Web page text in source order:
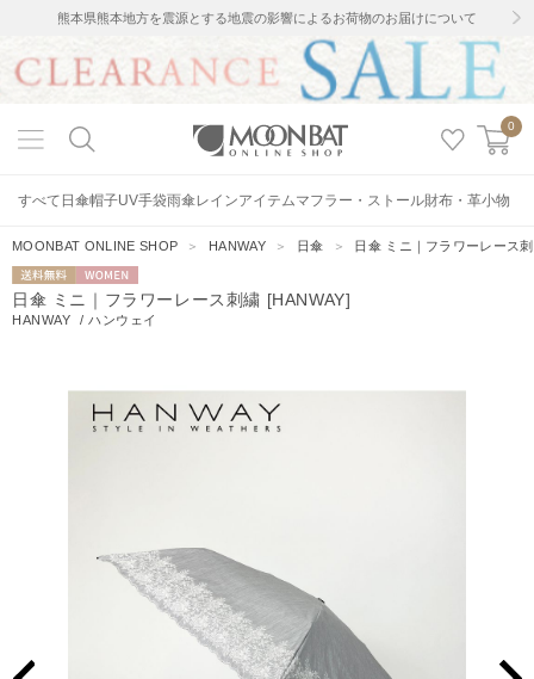
熊本県熊本地方を震源とする地震の影響によるお荷物のお届けについて
0
すべて 日傘帽子UV手袋雨傘レインアイテムマフラー・ストール財布・革小物
MOONBAT ONLINE SHOP ＞ HANWAY ＞ 日傘 ＞ 日傘 ミニ｜フラワーレース
送料無料 WOMEN
日傘 ミニ｜フラワーレース刺繍 [HANWAY]
HANWAY /ハンウェイ